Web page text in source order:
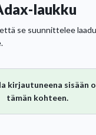
laukku
se suunnittelee
kirjautuneena sisään
tämän kohteen.